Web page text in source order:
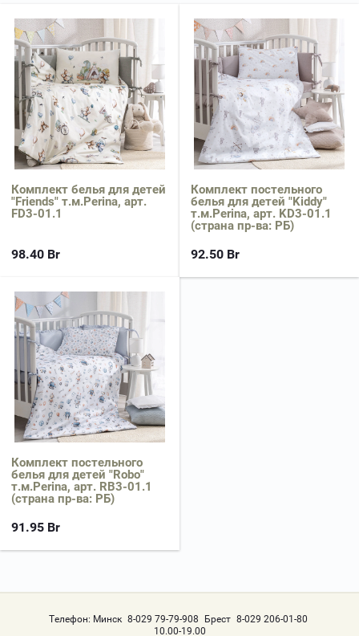
Комплект белья для детей
"Friends" т.м.Perina, арт.
FD3-01.1
98.40 Br
Комплект постельного
белья для детей "Kiddy"
т.м.Perina, арт. KD3-01.1
(страна пр-ва: РБ)
92.50 Br
Комплект постельного
белья для детей "Robo"
т.м.Perina, арт. RB3-01.1
(страна пр-ва: РБ)
91.95 Br
Телефон: Минск 8-029 79-79-908 Брест 8-029 206-01-80
10.00-19.00